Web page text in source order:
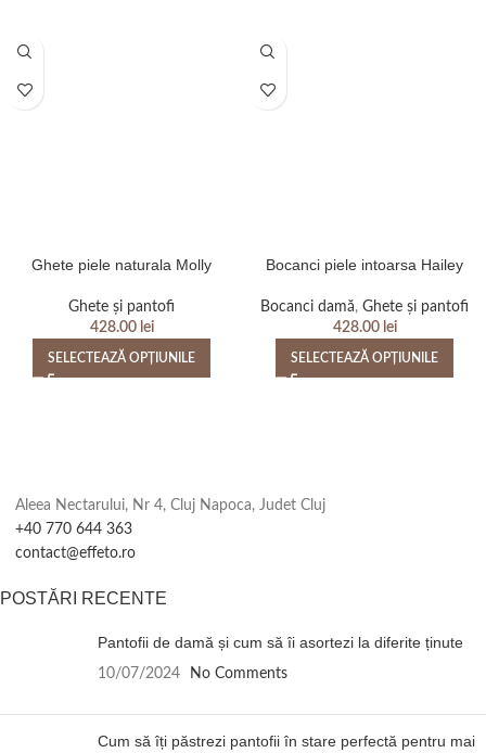
Ghete piele naturala Molly
Ghete și pantofi
428.00 lei
SELECTEAZĂ OPȚIUNILE
Bocanci piele intoarsa Hailey
Bocanci damă, Ghete și pantofi
428.00 lei
SELECTEAZĂ OPȚIUNILE
Aleea Nectarului, Nr 4, Cluj Napoca, Judet Cluj
+40 770 644 363
contact@effeto.ro
POSTĂRI RECENTE
Pantofii de damă și cum să îi asortezi la diferite ținute
10/07/2024 No Comments
Cum să îți păstrezi pantofii în stare perfectă pentru mai